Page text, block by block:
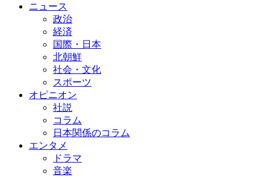
ニュース
政治
経済
国際・日本
北朝鮮
社会・文化
スポーツ
オピニオン
社説
コラム
日本関係のコラム
エンタメ
ドラマ
音楽